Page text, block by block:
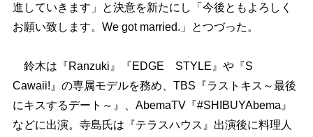
進していきます」と決意を新たにし「今後ともよろしく
お願い致します。We got married.」とつづった。
鈴木は『Ranzuki』『EDGE STYLE』や『S
Cawaii!』の専属モデルを務め、TBS『ラストキス～最後
にキスするデート～』、AbemaTV『#SHIBUYAbema』
などに出演。寺島氏は『テラスハウス』出演後に料理人